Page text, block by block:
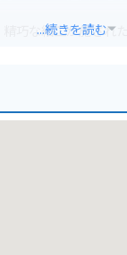
巧な細工が施され
も素敵です。
...続きを読む